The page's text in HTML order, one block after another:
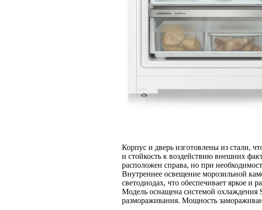
Корпус и дверь изготовлены из стали,
и стойкость к воздействию внешних
расположен справа, но при
Внутреннее освещение морозильной
светодиодах, что обеспечивает яркое и
Модель оснащена системой охлаждения
размораживания. Мощность